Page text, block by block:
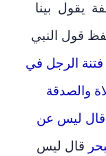
‏يقول ‏ ‏بينا
قول النبي
فتنة الرجل في
والصدقة
قال ليس عن
قال ليس